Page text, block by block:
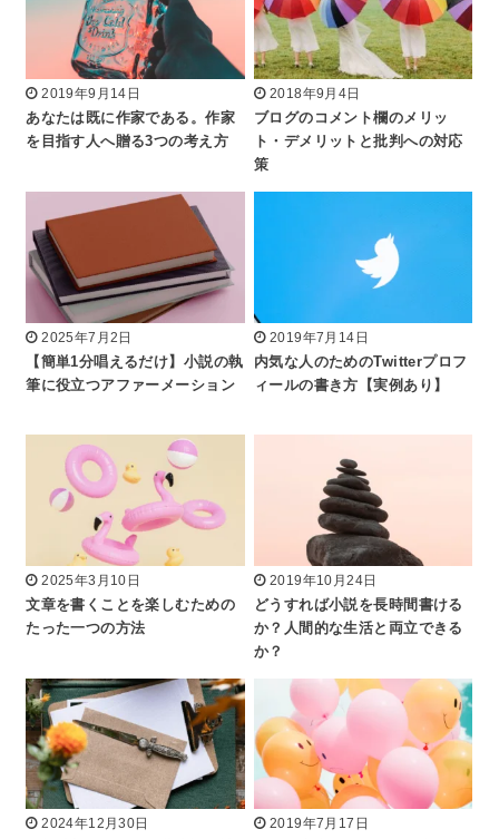
2019年9月14日
あなたは既に作家である。作家
を目指す人へ贈る3つの考え方
2018年9月4日
ブログのコメント欄のメリッ
ト・デメリットと批判への対応
策
2025年7月2日
【簡単1分唱えるだけ】小説の執
筆に役立つアファーメーション
2019年7月14日
内気な人のためのTwitterプロフ
ィールの書き方【実例あり】
2025年3月10日
文章を書くことを楽しむための
たった一つの方法
2019年10月24日
どうすれば小説を長時間書ける
か？人間的な生活と両立できる
か？
2024年12月30日
2019年7月17日